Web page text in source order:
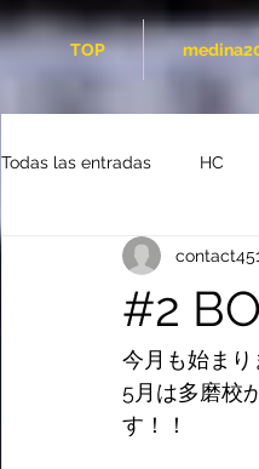
TOP
Todas las entradas HC
#2
今月も始まり
5月は多磨校
す！！